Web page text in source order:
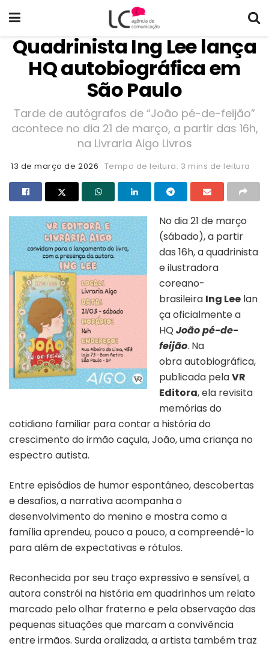
Quadrinista Ing Lee lança
HQ autobiográfica em
São Paulo
Tarde de autógrafos de “João pé-de-feijão”
acontece no dia 21 de março, a partir das 16h,
na Livraria Aigo Livros
13 de março de 2026 Tempo de leitura: 3 mins de leitura
No dia 21 de março
(sábado), a partir
das 16h, a quadrinista
e ilustradora
coreano-
brasileira Ing Leelan
ça oficialmente a
HQ João pé-de-
feijão. Na
obra autobiográfica,
publicada pelaVR
Editora, ela revisita
memórias do
cotidiano familiar para contar a história do
crescimento do irmão caçula, João, uma criança no
espectro autista.
Entre episódios de humor espontâneo, descobertas
e desafios, a narrativa acompanha o
desenvolvimento do menino e mostra como a
família aprendeu, pouco a pouco, a compreendê-lo
para além de expectativas e rótulos.
Reconhecida por seu traço expressivo e sensível, a
autora constrói na história em quadrinhos um relato
marcado pelo olhar fraterno e pela observação das
pequenas situações que marcam a convivência
entre irmãos. Surda oralizada, a artista também traz